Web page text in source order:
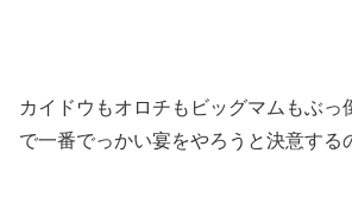
カイドウもオロチもビッグマムもぶっ
で一番でっかい宴をやろうと決意する